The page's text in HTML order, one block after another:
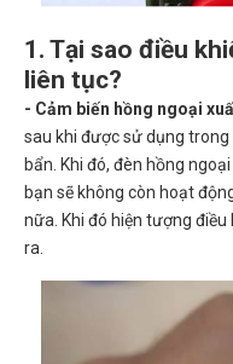
1. Tại sao điều
liên tục?
- Cảm biến hồng ngoại
sau khi được sử dụng
bẩn. Khi đó, đèn hồng
bạn sẽ không còn hoạt
nữa. Khi đó hiện tượng
ra.